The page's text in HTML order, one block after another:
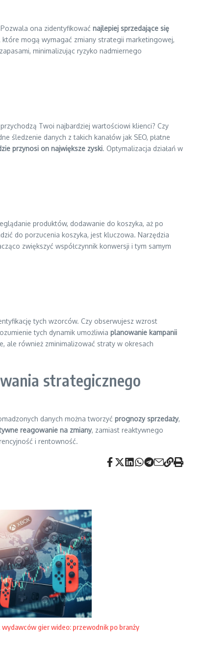
ona zidentyfikować najlepiej sprzedające się
mogą wymagać zmiany strategii marketingowej,
minimalizując ryzyko nadmiernego
Twoi najbardziej wartościowi klienci? Czy
śledzenie danych z takich kanałów jak SEO, płatne
przynosi on największe zyski. Optymalizacja działań w
produktów, dodawanie do koszyka, aż po
do porzucenia koszyka, jest kluczowa. Narzędzia
zwiększyć współczynnik konwersji i tym samym
tych wzorców. Czy obserwujesz wzrost
tych dynamik umożliwia planowanie kampanii
ale również zminimalizować straty w okresach
strategicznego
danych można tworzyć prognozy sprzedaży,
reagowanie na zmiany, zamiast reaktywnego
i rentowność.
wydawców gier wideo: przewodnik po branży